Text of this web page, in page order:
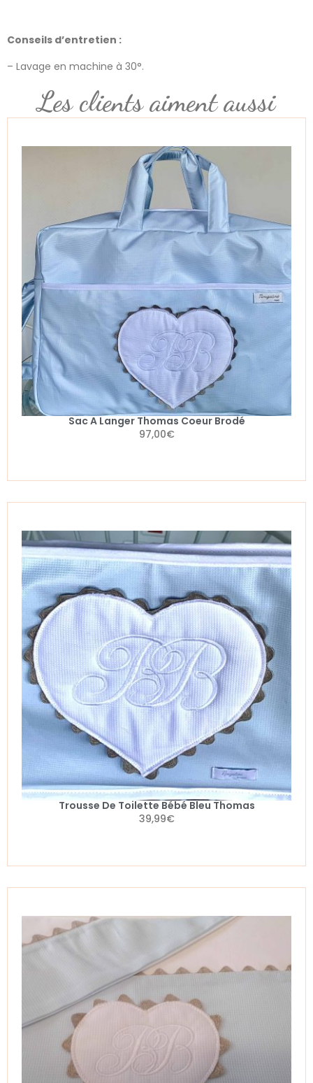
Conseils d’entretien :
– Lavage en machine à 30°.
Les clients aiment aussi
Sac A Langer Thomas Coeur Brodé
97,00€
Trousse De Toilette Bébé Bleu Thomas
39,99€